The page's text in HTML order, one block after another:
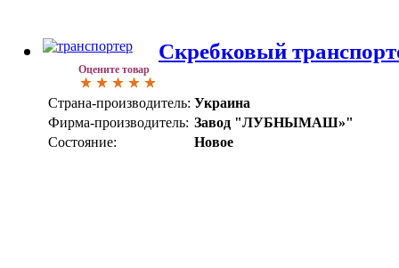
Оцените товар
Скребковый
Страна-производитель: Украина
Фирма-производитель: Завод "ЛУБНЫМАШ»"
Состояние:
Новое